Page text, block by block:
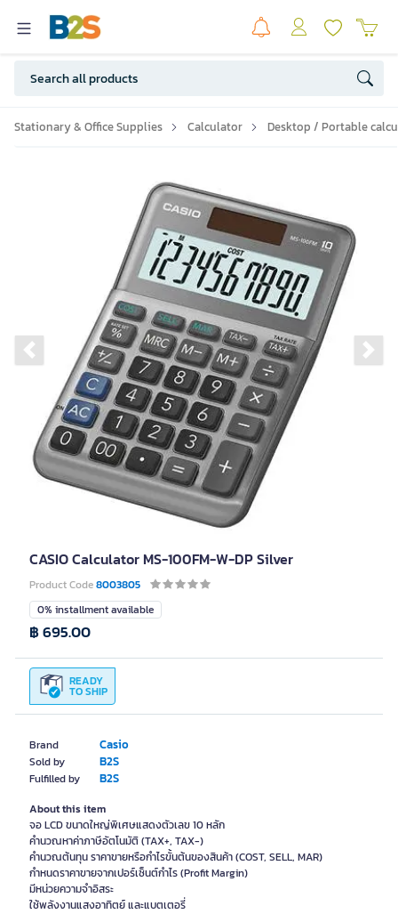
Stationary & Office Supplies Calculator Desktop / Portable
Previous slide
CASIO Calculator MS-100FM-W-DP Silver
Product Code8003805
Brand Casio
Sold by B2S
Fulfilled by B2S
0% installment available
READY
TO SHIP
฿ 695.00
About this item
จอ LCD ขนาดใหญ่พิเศษแสดงตัวเลข 10 หลัก
คำนวณหาค่าภาษีอัตโนมัติ (TAX+, TAX-)
คำนวณต้นทุน ราคาขายหรือกำไรขั้นต้นของสินค้า (COST, SELL, MAR)
กำหนดราคาขายจากเปอร์เซ็นต์กำไร (Profit Margin)
มีหน่วยความจำอิสระ
ใช้พลังงานแสงอาทิตย์ และแบตเตอรี่